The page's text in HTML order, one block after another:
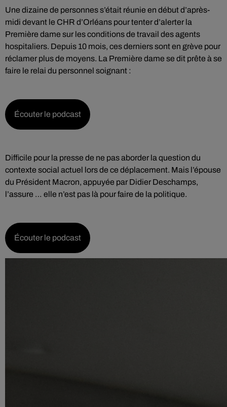
Une dizaine de personnes s’était réunie en début d’après-
midi devant le CHR d’Orléans pour tenter d’alerter la
Première dame sur les conditions de travail des agents
hospitaliers. Depuis 10 mois, ces derniers sont en grève pour
réclamer plus de moyens. La Première dame se dit prête à se
faire le relai du personnel soignant :
Écouter le podcast
Difficile pour la presse de ne pas aborder la question du
contexte social actuel lors de ce déplacement. Mais l’épouse
du Président Macron, appuyée par Didier Deschamps,
l’assure … elle n’est pas là pour faire de la politique.
Écouter le podcast